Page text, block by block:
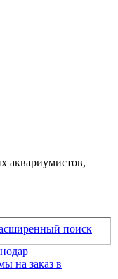
аквариумистов,
поиск